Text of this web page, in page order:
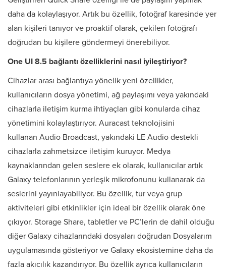
daha da kolaylaşıyor. Artık bu özellik, fotoğraf karesinde yer
alan kişileri tanıyor ve proaktif olarak, çekilen fotoğrafı
doğrudan bu kişilere göndermeyi önerebiliyor.
One UI 8.5 bağlantı özelliklerini nasıl iyileştiriyor?
Cihazlar arası bağlantıya yönelik yeni özellikler,
kullanıcıların dosya yönetimi, ağ paylaşımı veya yakındaki
cihazlarla iletişim kurma ihtiyaçları gibi konularda cihaz
yönetimini kolaylaştırıyor. Auracast teknolojisini
kullanan Audio Broadcast, yakındaki LE Audio destekli
cihazlarla zahmetsizce iletişim kuruyor. Medya
kaynaklarından gelen seslere ek olarak, kullanıcılar artık
Galaxy telefonlarının yerleşik mikrofonunu kullanarak da
seslerini yayınlayabiliyor. Bu özellik, tur veya grup
aktiviteleri gibi etkinlikler için ideal bir özellik olarak öne
çıkıyor. Storage Share, tabletler ve PC’lerin de dahil olduğu
diğer Galaxy cihazlarındaki dosyaları doğrudan Dosyalarım
uygulamasında gösteriyor ve Galaxy ekosistemine daha da
fazla akıcılık kazandırıyor. Bu özellik ayrıca kullanıcıların